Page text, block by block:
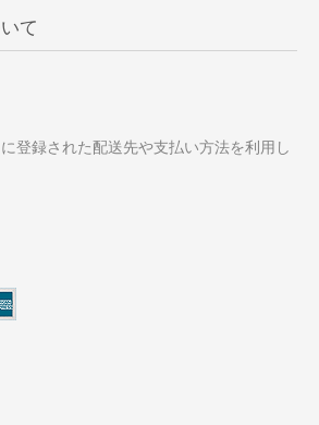
て
登録された配送先や支払い方法を利用し